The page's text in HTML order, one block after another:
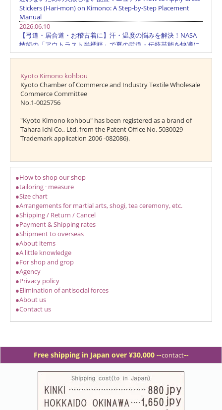
Kyoto Kimono kohbou
Kyoto Chamber of Commerce and Industry Textile Wholesale
Commerce Committee
No.1-0025756
"Kyoto Kimono kohbou" has been registered as a brand of
Tahara Ichi Co., Ltd. from the Patent Office No. 5030029
Trademark application 2006 -082086).
●How to shop our shop
●tailoring · measure
●Size chart
●Arrangements for martial arts, shogi, tea ceremony, etc.
●Shipping / Return / Cancel
●Payment & Shipping rates
●Shipment to overseas
●About items
●A little knowledge
●For shop and grop
●Agency
●Privacy policy
●Elimination of antisocial forces
●About us
●Contact us
Free shipping in Japan over ¥30,000 --contact--